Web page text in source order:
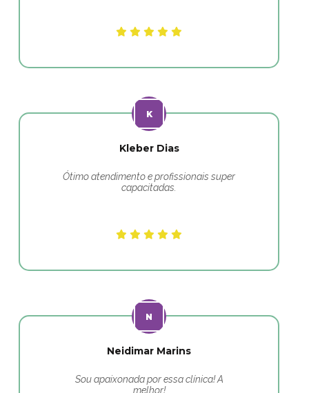
Kleber Dias
Ótimo atendimento e profissionais super
capacitadas.
Neidimar Marins
Sou apaixonada por essa clínica! A
melhor!